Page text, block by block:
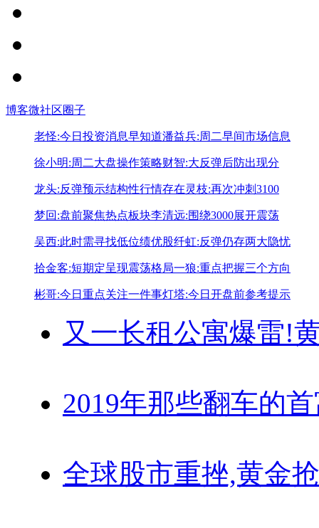
博客微社区圈子
老怪:今日投资消息早知道潘益兵:周二早间市场信息
徐小明:周二大盘操作策略财智:大反弹后防出现分
龙头:反弹预示结构性行情存在灵枝:再次冲刺3100
梦回:盘前聚焦热点板块李清远:围绕3000展开震荡
吴西:此时需寻找低位绩优股纤虹:反弹仍存两大隐忧
拾金客:短期定呈现震荡格局一狼:重点把握三个方向
彬哥:今日重点关注一件事灯塔:今日开盘前参考提示
又一长租公寓爆雷!
2019年那些翻车的
全球股市重挫,黄金